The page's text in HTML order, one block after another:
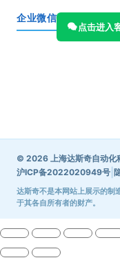
企业微信
点击进入
© 2026 上海达斯奇自动化
沪ICP备2022020949号
达斯奇不是本网站上展示的制
于其各自所有者的财产。